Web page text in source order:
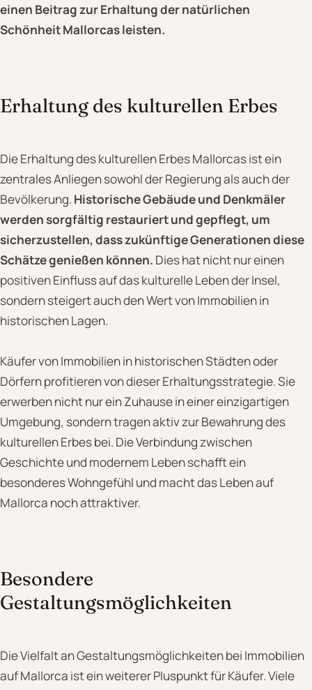
einen Beitrag zur Erhaltung der natürlichen
Schönheit Mallorcas leisten.
Erhaltung des kulturellen Erbes
Die Erhaltung des kulturellen Erbes Mallorcas ist ein
zentrales Anliegen sowohl der Regierung als auch der
Bevölkerung. Historische Gebäude und Denkmäler
werden sorgfältig restauriert und gepflegt, um
sicherzustellen, dass zukünftige Generationen diese
Schätze genießen können. Dies hat nicht nur einen
positiven Einfluss auf das kulturelle Leben der Insel,
sondern steigert auch den Wert von Immobilien in
historischen Lagen.
Käufer von Immobilien in historischen Städten oder
Dörfern profitieren von dieser Erhaltungsstrategie. Sie
erwerben nicht nur ein Zuhause in einer einzigartigen
Umgebung, sondern tragen aktiv zur Bewahrung des
kulturellen Erbes bei. Die Verbindung zwischen
Geschichte und modernem Leben schafft ein
besonderes Wohngefühl und macht das Leben auf
Mallorca noch attraktiver.
Besondere
Gestaltungsmöglichkeiten
Die Vielfalt an Gestaltungsmöglichkeiten bei Immobilien
auf Mallorca ist ein weiterer Pluspunkt für Käufer. Viele